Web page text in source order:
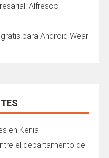
Alfresco
para Android Wear
en Kenia
el departamento de